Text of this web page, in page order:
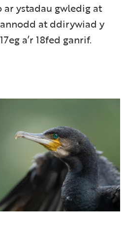
ar ystadau gwledig at
at ddirywiad y
a’r 18fed ganrif.